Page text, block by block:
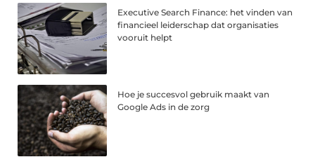
Executive Search Finance: het vinden van
financieel leiderschap dat organisaties
vooruit helpt
Hoe je succesvol gebruik maakt van
Google Ads in de zorg